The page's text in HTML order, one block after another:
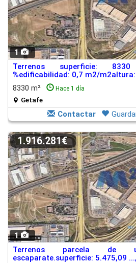
1
Terrenos superficie:
%edificabilidad: 0,7 m2/
8330 m²
Hace 1 día
Getafe
Contactar
1
1.916.281€
Terrenos parcela de
escaparate.superficie: 5.475,09